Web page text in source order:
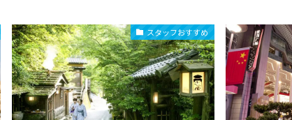
スタッフおすすめ